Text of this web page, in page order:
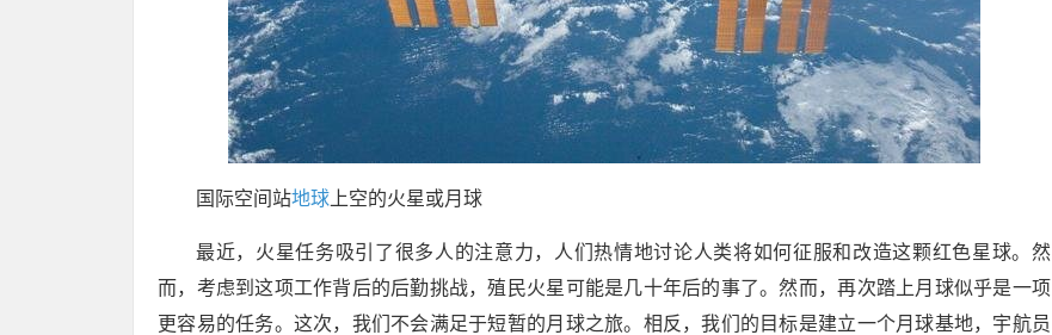
国际空间站地球 上空的火星或月球
最近，火星任务吸引了很多人的注意力，人们热情地讨论人类将如何征服和改造这颗红色星球。然
而，考虑到这项工作背后的后勤挑战，殖民火星可能是几十年后的事了。然而，再次踏上月球似乎是一项
更容易的任务。这次，我们不会满足于短暂的月球之旅。相反，我们的目标是建立一个月球基地，宇航员